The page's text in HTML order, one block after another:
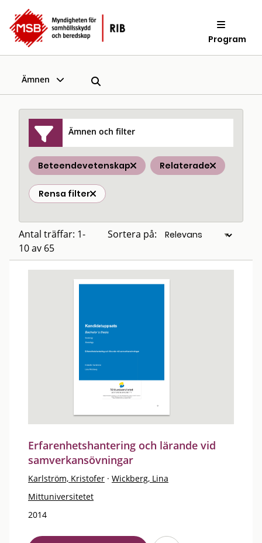
Program
Ämnen
Ämnen och filter
Beteendevetenskap Relaterade
Rensa filter
Antal träffar: 1-
10 av 65
Sortera på:
Erfarenhetshantering och lärande vid
samverkansövningar
Karlström, Kristofer · Wickberg, Lina
Mittuniversitetet
2014